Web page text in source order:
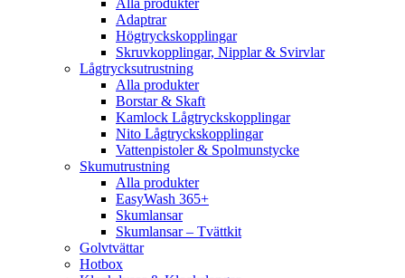
Alla produkter
Adaptrar
Högtryckskopplingar
Skruvkopplingar, Nipplar & Svirvlar
Lågtrycksutrustning
Alla produkter
Borstar & Skaft
Kamlock Lågtryckskopplingar
Nito Lågtryckskopplingar
Vattenpistoler & Spolmunstycke
Skumutrustning
Alla produkter
EasyWash 365+
Skumlansar
Skumlansar – Tvättkit
Golvtvättar
Hotbox